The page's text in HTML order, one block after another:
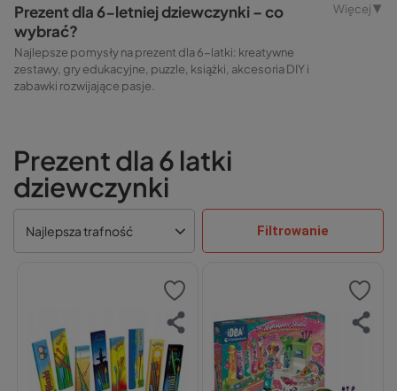
Prezent dla 6-letniej dziewczynki – co
wybrać?
Najlepsze pomysły na prezent dla 6-latki: kreatywne
zestawy, gry edukacyjne, puzzle, książki, akcesoria DIY i
zabawki rozwijające pasje.
Więcej ▼
Prezent dla 6 latki
dziewczynki
Najlepsza trafność Filtrowanie